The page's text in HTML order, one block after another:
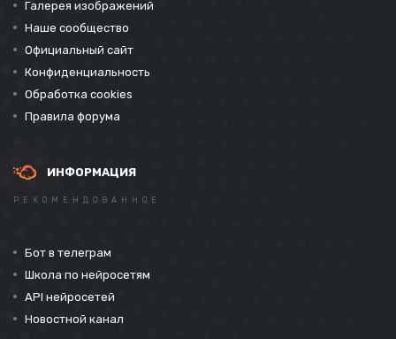
Галерея изображений
Наше сообщество
Официальный сайт
Конфиденциальность
Обработка cookies
Правила форума
ИНФОРМАЦИЯ
РЕКОМЕНДОВАННОЕ
Бот в телеграм
Школа по нейросетям
API нейросетей
Новостной канал